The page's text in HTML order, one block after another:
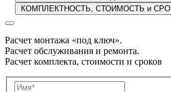
Расчет монтажа «под ключ».
Расчет обслуживания и ремонта.
Расчет комплекта, стоимости и сроков